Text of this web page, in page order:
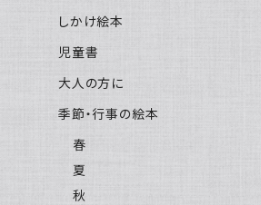
しかけ絵本
児童書
大人の方に
季節・行事の絵本
春
夏
秋